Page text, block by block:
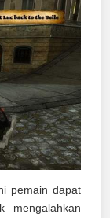
pemain dapat
mengalahkan